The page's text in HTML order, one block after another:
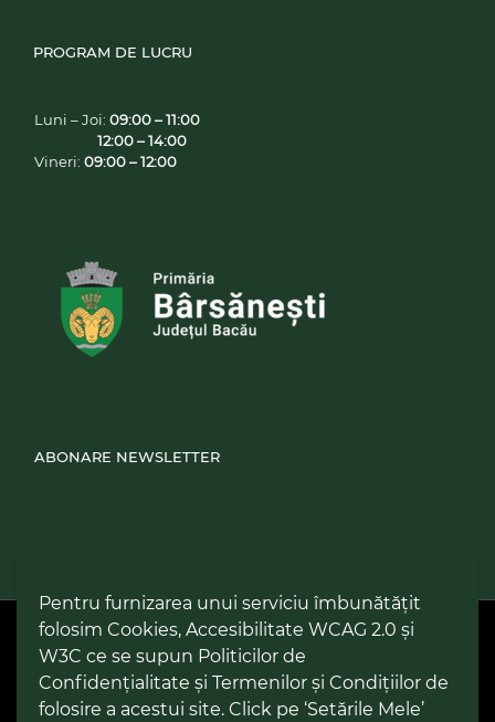
Pentru furnizarea unui serviciu îmbunătățit
folosim Cookies, Accesibilitate WCAG 2.0 și
W3C ce se supun Politicilor de
Confidențialitate și Termenilor și Condițiilor de
folosire a acestui site. Click pe ‘Setările Mele’
PROGRAM DE LUCRU
Luni – Joi: 09:00 – 11:00
12:00 – 14:00
Vineri: 09:00 – 12:00
ABONARE NEWSLETTER
PPW @2026 |Hartă Website|Setări Cookies și Accesibilitate
Politică de utilizare Cookies|Politică de confidențialitate site
Termeni și condiții de utilizare a site-ului